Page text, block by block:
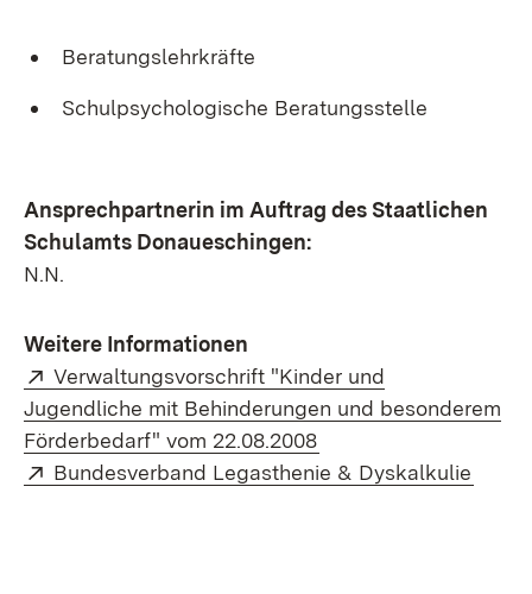
Beratungslehrkräfte
Schulpsychologische Beratungsstelle
Ansprechpartnerin im Auftrag des Staatlichen
Schulamts Donaueschingen:
N.N.
Weitere Informationen
Extern:
Verwaltungsvorschrift "Kinder und
Jugendliche mit Behinderungen und besonderem
Förderbedarf" vom 22.08.2008
Extern:
Bundesverband Legasthenie & Dyskalkulie